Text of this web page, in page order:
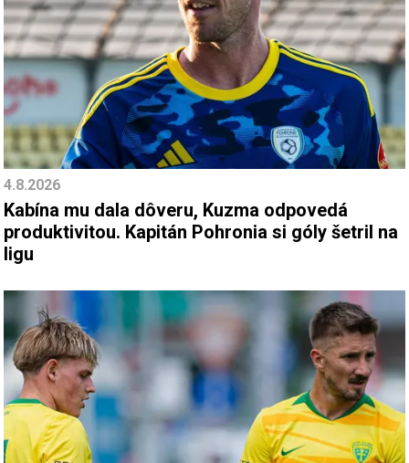
4.8.2026
Kabína mu dala dôveru, Kuzma odpovedá
produktivitou. Kapitán Pohronia si góly šetril na
ligu